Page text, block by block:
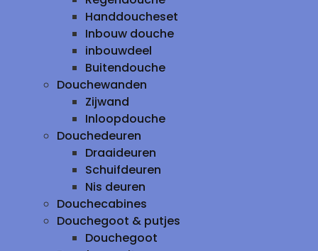
Handdoucheset
Inbouw douche
inbouwdeel
Buitendouche
Douchewanden
Zijwand
Inloopdouche
Douchedeuren
Draaideuren
Schuifdeuren
Nis deuren
Douchecabines
Douchegoot & putjes
Douchegoot